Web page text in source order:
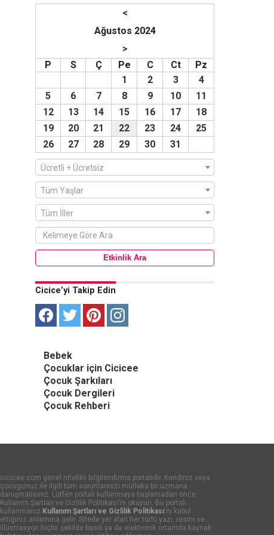
<
Ağustos 2024
>
P
S Ç Pe C Ct
Pz
1
2 3
4
5
6 7 8 9 10
11
12
13 14 15 16 17
18
19
20 21 22 23 24
25
26
27 28 29 30 31
Ücretli + Ücretsiz
Tüm Yaşlar
Tüm İller
Cicice’yi Takip Edin
Bebek
Çocuklar için Cicicee
Çocuk Şarkıları
Çocuk Dergileri
Çocuk Rehberi
cicicee.com genel nitelikli bilgilendirme portalıdır. Kendiniz veya
çocugunuz ile ilgili tüm sorunlarınızı mutlaka bir uzmana
danışmalısınız. Lütfen portalı kullanmaya başlamadan önce
Kullanım Şartları ve Gizlilik Politikası'nı okuyun. Bu portalı
kullanmanız Kullanım Şartları ve Gizlilik Politikası'nı kabul
ettiğiniz anlamına gelir. Sitede yer alan her türlü yazı, resim ve
illüstrasyon hiçbir şekilde basılı ya da elektronik ortamda kaynak